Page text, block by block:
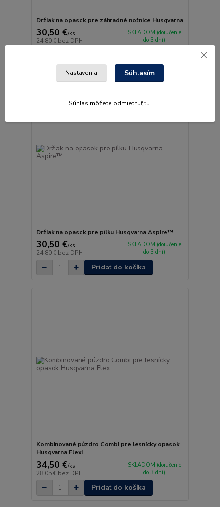
Držiak na opasok pre záhradné nožnice Husqvarna
30,50 €/ks
24,80 € bez DPH
SKLADOM (doručenie
do 3 dní)
Držiak na opasok pre pílku Husqvarna Aspire™
30,50 €/ks
24,80 € bez DPH
SKLADOM (doručenie
do 3 dní)
Pridať do košíka
Kombinované púzdro Combi pre lesnícky opasok
Husqvarna Flexi
34,50 €/ks
28,05 € bez DPH
SKLADOM (doručenie
do 3 dní)
Pridať do košíka
Nastavenia Súhlasím
Súhlas môžete odmietnuťtu.